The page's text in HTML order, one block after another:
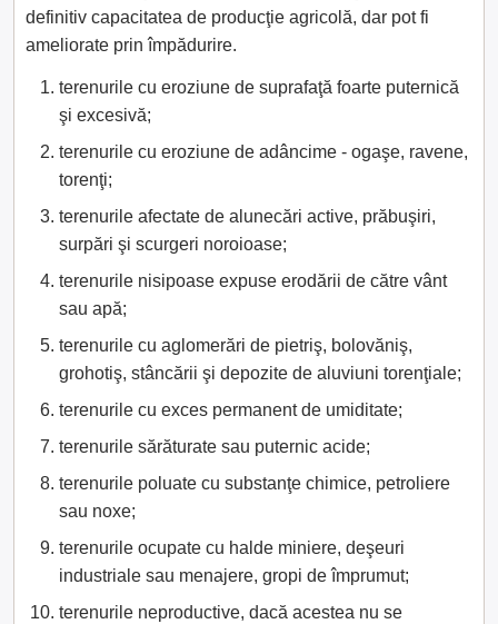
definitiv capacitatea de producţie agricolă, dar pot fi
ameliorate prin împădurire.
terenurile cu eroziune de suprafaţă foarte puternică
şi excesivă;
terenurile cu eroziune de adâncime - ogaşe, ravene,
torenţi;
terenurile afectate de alunecări active, prăbuşiri,
surpări şi scurgeri noroioase;
terenurile nisipoase expuse erodării de către vânt
sau apă;
terenurile cu aglomerări de pietriş, bolovăniş,
grohotiş, stâncării şi depozite de aluviuni torenţiale;
terenurile cu exces permanent de umiditate;
terenurile sărăturate sau puternic acide;
terenurile poluate cu substanţe chimice, petroliere
sau noxe;
terenurile ocupate cu halde miniere, deşeuri
industriale sau menajere, gropi de împrumut;
terenurile neproductive, dacă acestea nu se